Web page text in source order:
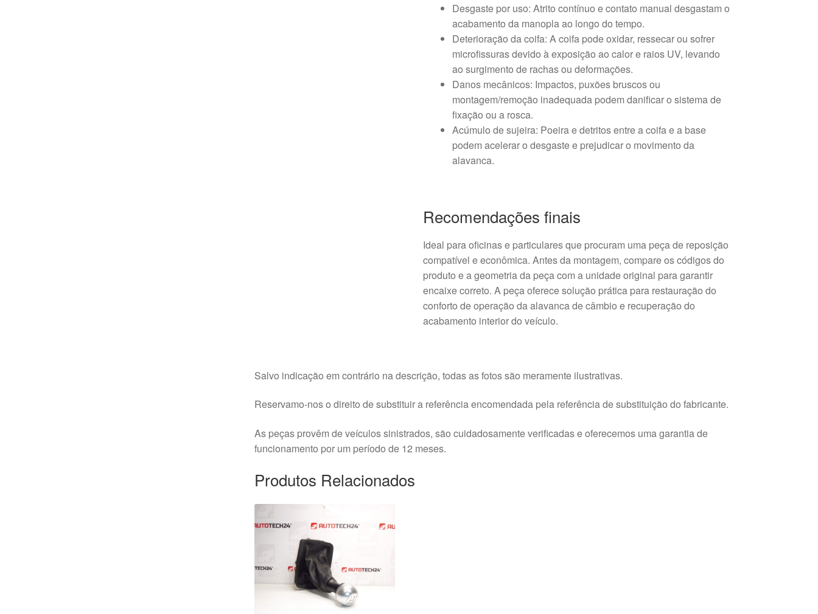
Desgaste por uso: Atrito contínuo e contato manual desgastam o
acabamento da manopla ao longo do tempo.
Deterioração da coifa: A coifa pode oxidar, ressecar ou sofrer
microfissuras devido à exposição ao calor e raios UV, levando
ao surgimento de rachas ou deformações.
Danos mecânicos: Impactos, puxões bruscos ou
montagem/remoção inadequada podem danificar o sistema de
fixação ou a rosca.
Acúmulo de sujeira: Poeira e detritos entre a coifa e a base
podem acelerar o desgaste e prejudicar o movimento da
alavanca.
Recomendações finais
Ideal para oficinas e particulares que procuram uma peça de reposição
compatível e econômica. Antes da montagem, compare os códigos do
produto e a geometria da peça com a unidade original para garantir
encaixe correto. A peça oferece solução prática para restauração do
conforto de operação da alavanca de câmbio e recuperação do
acabamento interior do veículo.
Salvo indicação em contrário na descrição, todas as fotos são meramente ilustrativas.
Reservamo-nos o direito de substituir a referência encomendada pela referência de substituição do fabricante.
As peças provêm de veículos sinistrados, são cuidadosamente verificadas e oferecemos uma garantia de
funcionamento por um período de 12 meses.
Produtos Relacionados